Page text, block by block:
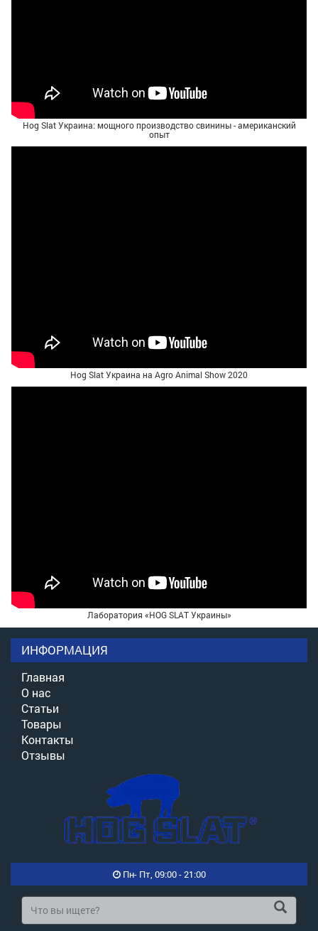
Hog Slat Украина: мощного производство свинины - американский
опыт
Hog Slat Украина на Agro Animal Show 2020
Лаборатория «HOG SLAT Украины»
ИНФОРМАЦИЯ
Главная
О нас
Статьи
Товары
Контакты
Отзывы
Пн- Пт, 09:00 - 21:00